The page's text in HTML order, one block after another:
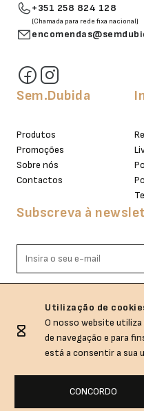
+351 258 824 128
(Chamada para rede fixa nacional)
Sem.Dubida
Produtos
Promoções
Sobre nós
Contactos
Subscreva à
Sem.Dubida © All rights reserved.
Empowered with
by
Utilização de
O nosso website utiliza
de navegação e para
está a consentir a sua
CONCORDO